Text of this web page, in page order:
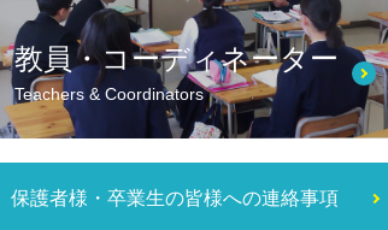
教員・コーディネーター
Teachers & Coordinators
保護者様・卒業生の皆様への連絡事項